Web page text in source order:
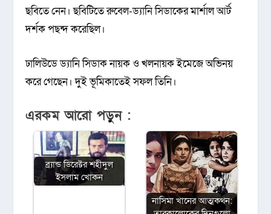
ছবিতে নেন। ছবিটিতে রুবেল-ড্যানি সিডাকের মার্শাল আর্ট
দর্শক পছন্দ করেছিল।
ঢালিউডে ড্যানি সিডাক নায়ক ও খলনায়ক ইমেজে অভিনয়
করে গেছেন। দুই ভূমিকাতেই সফল তিনি।
এরকম আরো পড়ুন :
ব্র্যান্ড ডিরেক্টর শহীদুল
ইসলাম খোকন
নাসিমা খানের আত্মকথন: